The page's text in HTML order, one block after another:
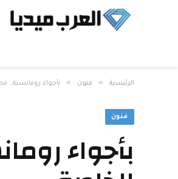
الرئيسية » فنون » بأجواء رومانسية..
فنون
بأجواء